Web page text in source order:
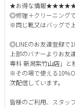
★お得な情報
◎修理＋クリーニング
※同じ靴又はバッグで
◎LINEのお友達登録で
上部のバナーよりお友
専科 新潟紫竹山店」と
※その場で使える10％
次配信しています。
皆様のご利用、スタッ